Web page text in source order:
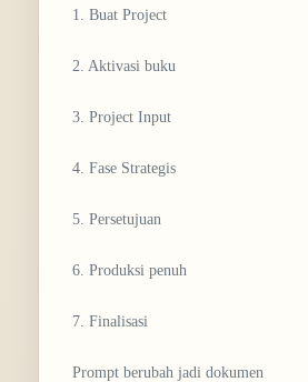
1. Buat Project
2. Aktivasi buku
3. Project Input
4. Fase Strategis
5. Persetujuan
6. Produksi penuh
7. Finalisasi
Prompt berubah jadi dokumen